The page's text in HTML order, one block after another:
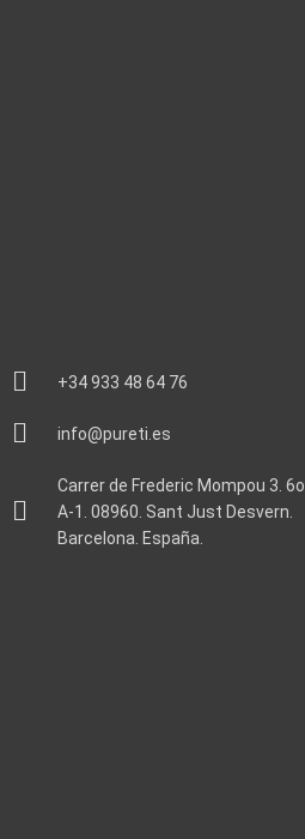
+34 933 48 64 76
info@pureti.es
Carrer de Frederic Mompou 3. 6o
A-1. 08960. Sant Just Desvern.
Barcelona. España.